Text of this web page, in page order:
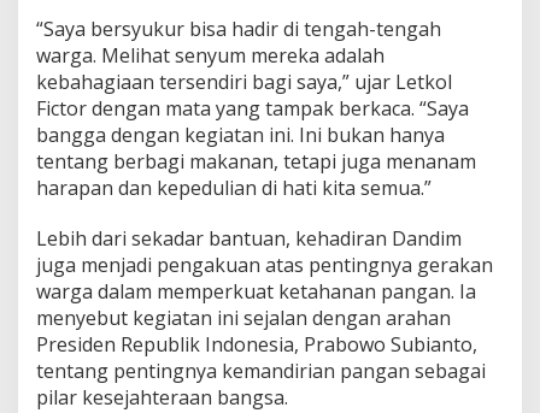
t
a
u
n
u
k
W
r
a
M
o
j
o
“Saya bersyukur bisa hadir di tengah-tengah
warga. Melihat senyum mereka adalah
kebahagiaan tersendiri bagi saya,” ujar Letkol
Fictor dengan mata yang tampak berkaca. “Saya
bangga dengan kegiatan ini. Ini bukan hanya
tentang berbagi makanan, tetapi juga menanam
harapan dan kepedulian di hati kita semua.”
Lebih dari sekadar bantuan, kehadiran Dandim
juga menjadi pengakuan atas pentingnya gerakan
warga dalam memperkuat ketahanan pangan. Ia
menyebut kegiatan ini sejalan dengan arahan
Presiden Republik Indonesia, Prabowo Subianto,
tentang pentingnya kemandirian pangan sebagai
pilar kesejahteraan bangsa.